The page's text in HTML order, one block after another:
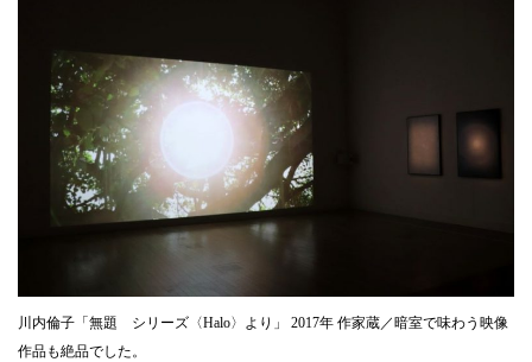
川内倫子「無題 シリーズ〈Halo〉より」 2017年 作家蔵／暗室で味わう映像
作品も絶品でした。